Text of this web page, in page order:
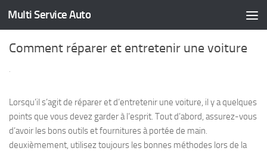
Skip to content
Multi Service Auto
Comment réparer et entretenir une voiture
·
Lorsqu’il s’agit de réparer et d’entretenir une voiture, il y a quelques
points que vous devez garder à l’esprit. Tout d’abord, assurez-vous
d’avoir les bons outils et fournitures à portée de main.
deuxièmement, utilisez toujours les bonnes méthodes lors de la